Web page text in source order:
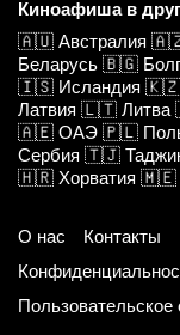
Киноафиша в
🇦🇺 Австралия
Беларусь 🇧🇬
🇮🇸 Исландия 🇰🇿
Латвия 🇱🇹 Литва
🇦🇪 ОАЭ 🇵🇱
Сербия 🇹🇯
🇭🇷 Хорватия 🇲🇪
О нас Контакты
Пользовательское